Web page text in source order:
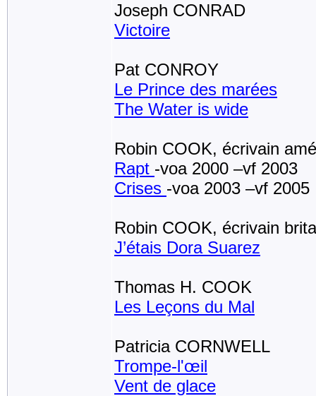
Joseph CONRAD
Victoire
Pat CONROY
Le Prince des marées
The Water is wide
Robin COOK, écrivain
Rapt -voa 2000 –vf 2003
Crises -voa 2003 –vf
Robin COOK, écrivain
J’étais Dora Suarez
Thomas H. COOK
Les Leçons du Mal
Patricia CORNWELL
Trompe-l'œil
Vent de glace